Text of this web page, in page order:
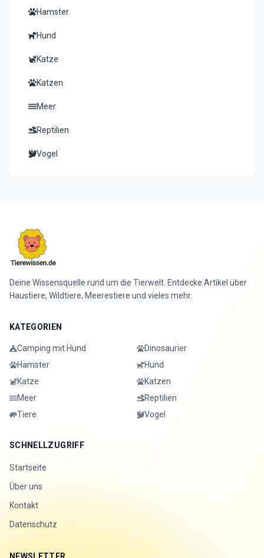
Hamster
Hund
Katze
Katzen
Meer
Reptilien
Vogel
Deine Wissensquelle rund um die Tierwelt. Entdecke Artikel über
Haustiere, Wildtiere, Meerestiere und vieles mehr.
KATEGORIEN
Camping mit Hund
Dinosaurier
Hamster
Hund
Katze
Katzen
Meer
Reptilien
Tiere
Vogel
SCHNELLZUGRIFF
Startseite
Über uns
Kontakt
Datenschutz